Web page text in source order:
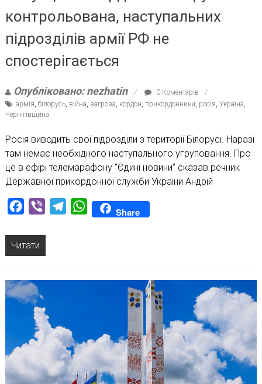
контрольована, наступальних
підрозділів армії РФ не
спостерігається
Опубліковано: nezhatin
0 Коментарів
армія, білорусь, війна, загроза, кордон, прикордонники, росія, Україна,
Чернігівщина
Росія виводить свої підрозділи з території Білорусі. Наразі
там немає необхідного наступального угруповання. Про
це в ефірі телемарафону “Єдині новини” сказав речник
Державної прикордонної служби України Андрій
Facebook
Viber TelegramWhatsAppShare
Читати